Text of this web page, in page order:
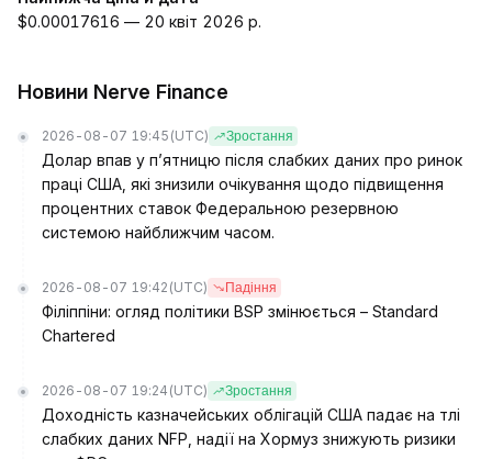
$0.00017616 — 20 квіт 2026 р.
Новини Nerve Finance
2026-08-07 19:45 (UTC) Зростання
Долар впав у п’ятницю після слабких даних про ринок
праці США, які знизили очікування щодо підвищення
процентних ставок Федеральною резервною
системою найближчим часом.
2026-08-07 19:42 (UTC) Падіння
Філіппіни: огляд політики BSP змінюється – Standard
Chartered
2026-08-07 19:24 (UTC) Зростання
Доходність казначейських облігацій США падає на тлі
слабких даних NFP, надії на Хормуз знижують ризики